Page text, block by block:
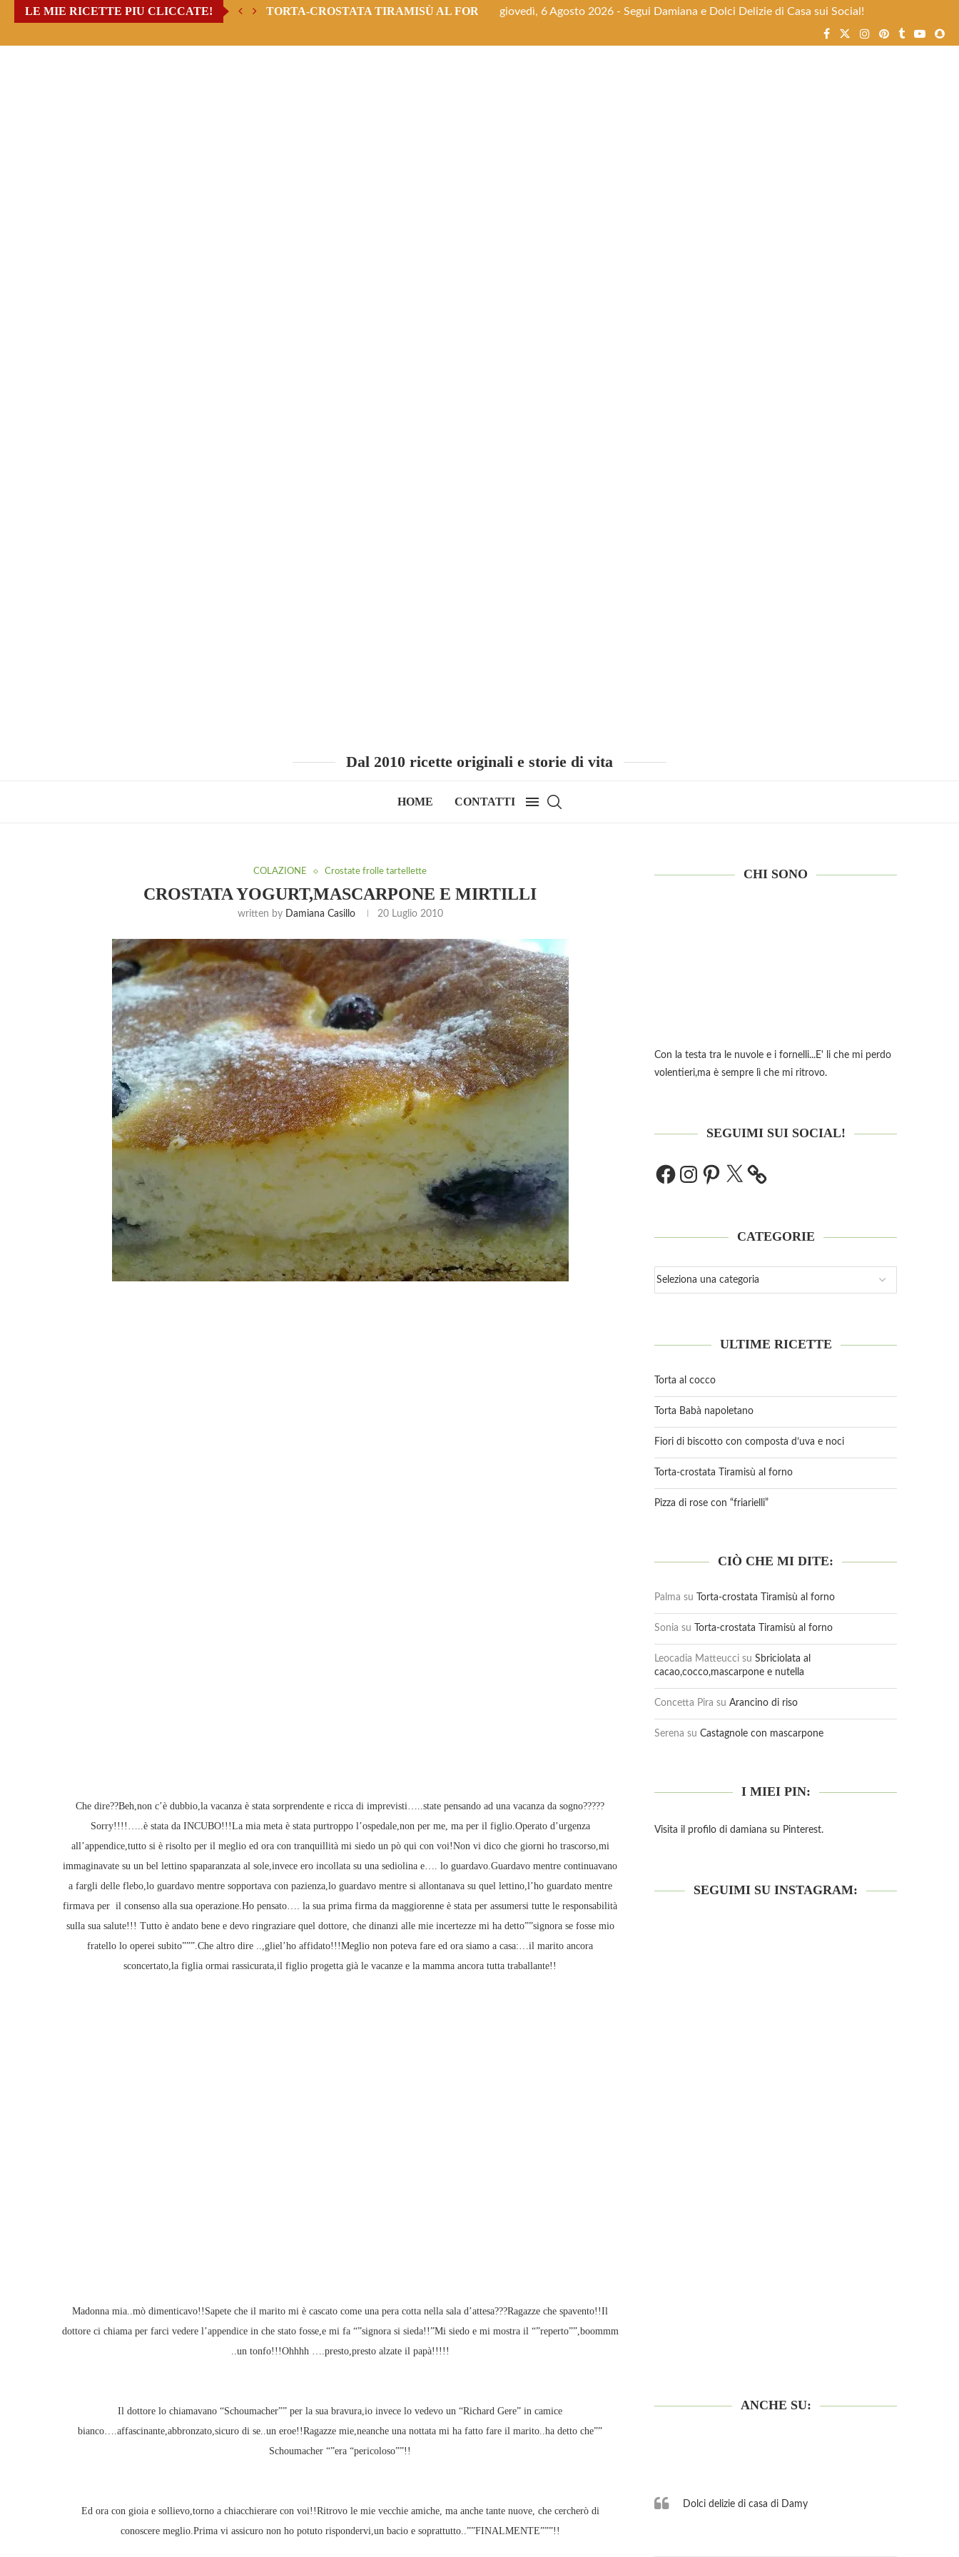
LE MIE RICETTE PIU CLICCATE! TORTA-CROSTATA TIRAMISÙ AL FORNO giovedì, 6 Agosto 2026 - Segui Damiana e Dolci Delizie di Casa sui Social!
Dal 2010 ricette originali e storie di vita
HOME CONTATTI
COLAZIONE Crostate frolle tartellette
CROSTATA YOGURT,MASCARPONE E MIRTILLI
written by Damiana Casillo 20 Luglio 2010
Che dire??Beh,non c’è dubbio,la vacanza è stata sorprendente e ricca di imprevisti…..state pensando ad una vacanza da sogno?????
Sorry!!!!…..è stata da INCUBO!!!La mia meta è stata purtroppo l’ospedale,non per me, ma per il figlio.Operato d’urgenza
all’appendice,tutto si è risolto per il meglio ed ora con tranquillità mi siedo un pò qui con voi!Non vi dico che giorni ho trascorso,mi
immaginavate su un bel lettino spaparanzata al sole,invece ero incollata su una sediolina e…. lo guardavo.Guardavo mentre continuavano
a fargli delle flebo,lo guardavo mentre sopportava con pazienza,lo guardavo mentre si allontanava su quel lettino,l’ho guardato mentre
firmava per il consenso alla sua operazione.Ho pensato…. la sua prima firma da maggiorenne è stata per assumersi tutte le responsabilità
sulla sua salute!!! Tutto è andato bene e devo ringraziare quel dottore, che dinanzi alle mie incertezze mi ha detto””signora se fosse mio
fratello lo operei subito”””.Che altro dire ..,gliel’ho affidato!!!Meglio non poteva fare ed ora siamo a casa:…il marito ancora
sconcertato,la figlia ormai rassicurata,il figlio progetta già le vacanze e la mamma ancora tutta traballante!!
Madonna mia..mò dimenticavo!!Sapete che il marito mi è cascato come una pera cotta nella sala d’attesa???Ragazze che spavento!!Il
dottore ci chiama per farci vedere l’appendice in che stato fosse,e mi fa “”signora si sieda!!”Mi siedo e mi mostra il “”reperto””,boommm
..un tonfo!!!Ohhhh ….presto,presto alzate il papà!!!!!
Il dottore lo chiamavano “Schoumacher”” per la sua bravura,io invece lo vedevo un “Richard Gere” in camice
bianco….affascinante,abbronzato,sicuro di se..un eroe!!Ragazze mie,neanche una nottata mi ha fatto fare il marito..ha detto che””
Schoumacher “”era “pericoloso””!!
Ed ora con gioia e sollievo,torno a chiacchierare con voi!!Ritrovo le mie vecchie amiche, ma anche tante nuove, che cercherò di
conoscere meglio.Prima vi assicuro non ho potuto rispondervi,un bacio e soprattutto..””FINALMENTE”””!!
CHI SONO
Con la testa tra le nuvole e i fornelli...E' li che mi perdo
volentieri,ma è sempre lì che mi ritrovo.
SEGUIMI SUI SOCIAL!
CATEGORIE
ULTIME RICETTE
Torta al cocco
Torta Babà napoletano
Fiori di biscotto con composta d’uva e noci
Torta-crostata Tiramisù al forno
Pizza di rose con “friarielli”
CIÒ CHE MI DITE:
Palma su Torta-crostata Tiramisù al forno
Sonia su Torta-crostata Tiramisù al forno
Leocadia Matteucci su Sbriciolata al
cacao,cocco,mascarpone e nutella
Concetta Pira su Arancino di riso
Serena su Castagnole con mascarpone
I MIEI PIN:
Visita il profilo di damiana su Pinterest.
SEGUIMI SU INSTAGRAM:
ANCHE SU:
Dolci delizie di casa di Damy